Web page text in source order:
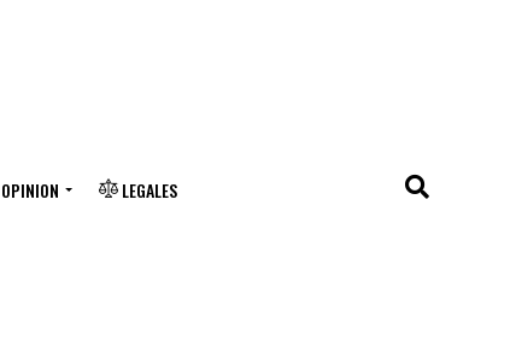
OPINION LEGALES